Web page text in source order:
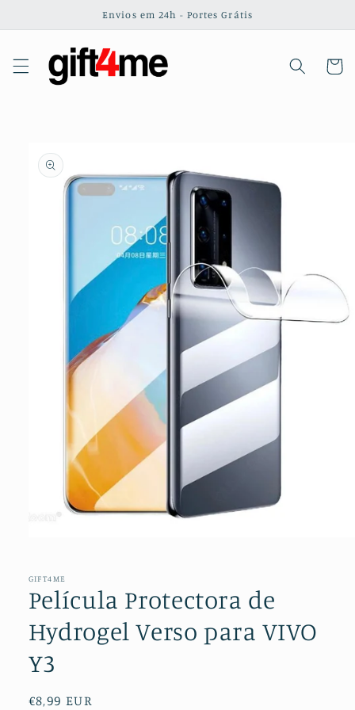
conteúdo
Envios em 24h - Portes Grátis
informação
do produto
1
modal
GIFT4ME
Película Protectora de
Hydrogel Verso para VIVO
Y3
Preço
€8,99 EUR